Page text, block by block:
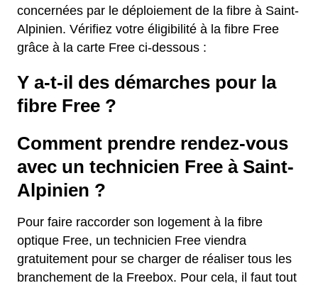
concernées par le déploiement de la fibre à Saint-
Alpinien. Vérifiez votre éligibilité à la fibre Free
grâce à la carte Free ci-dessous :
Y a-t-il des démarches pour la
fibre Free ?
Comment prendre rendez-vous
avec un technicien Free à Saint-
Alpinien ?
Pour faire raccorder son logement à la fibre
optique Free, un technicien Free viendra
gratuitement pour se charger de réaliser tous les
branchement de la Freebox. Pour cela, il faut tout